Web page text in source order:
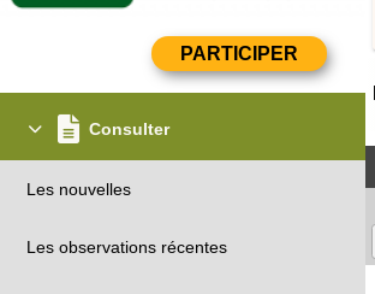
Consulter
Les nouvelles
Les observations récentes